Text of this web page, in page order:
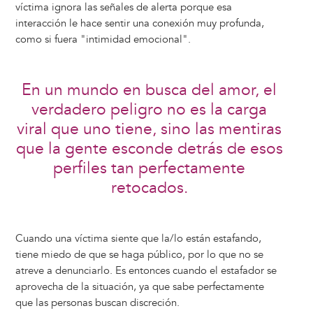
víctima ignora las señales de alerta porque esa
interacción le hace sentir una conexión muy profunda,
como si fuera "intimidad emocional".
En un mundo en busca del amor, el
verdadero peligro no es la carga
viral que uno tiene, sino las mentiras
que la gente esconde detrás de esos
perfiles tan perfectamente
retocados.
Cuando una víctima siente que la/lo están estafando,
tiene miedo de que se haga público, por lo que no se
atreve a denunciarlo. Es entonces cuando el estafador se
aprovecha de la situación, ya que sabe perfectamente
que las personas buscan discreción.